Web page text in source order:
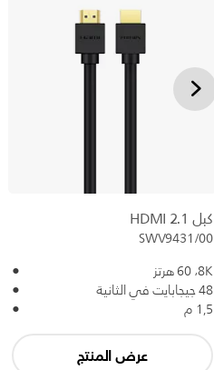
كبل HDMI 2.1
SWV9431/00
8K،‏ 60 هرتز
48 جيجابايت في الثانية
1,5 م
عرض المنتج